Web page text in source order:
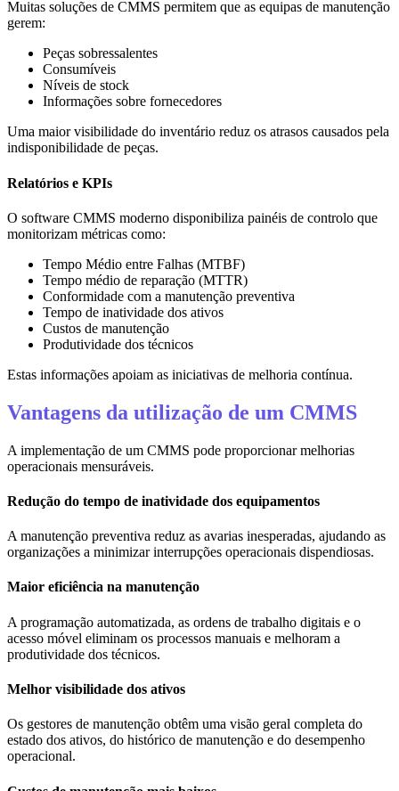
Muitas soluções de CMMS permitem que as equipas de manutenção
gerem:
Peças sobressalentes
Consumíveis
Níveis de stock
Informações sobre fornecedores
Uma maior visibilidade do inventário reduz os atrasos causados pela
indisponibilidade de peças.
Relatórios e KPIs
O software CMMS moderno disponibiliza painéis de controlo que
monitorizam métricas como:
Tempo Médio entre Falhas (MTBF)
Tempo médio de reparação (MTTR)
Conformidade com a manutenção preventiva
Tempo de inatividade dos ativos
Custos de manutenção
Produtividade dos técnicos
Estas informações apoiam as iniciativas de melhoria contínua.
Vantagens da utilização de um CMMS
A implementação de um CMMS pode proporcionar melhorias
operacionais mensuráveis.
Redução do tempo de inatividade dos equipamentos
A manutenção preventiva reduz as avarias inesperadas, ajudando as
organizações a minimizar interrupções operacionais dispendiosas.
Maior eficiência na manutenção
A programação automatizada, as ordens de trabalho digitais e o
acesso móvel eliminam os processos manuais e melhoram a
produtividade dos técnicos.
Melhor visibilidade dos ativos
Os gestores de manutenção obtêm uma visão geral completa do
estado dos ativos, do histórico de manutenção e do desempenho
operacional.